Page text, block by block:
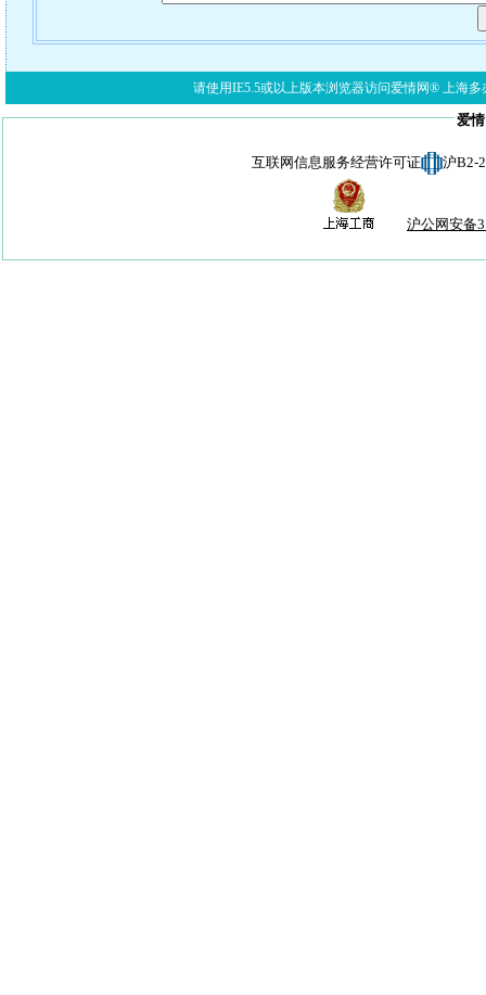
请使用IE5.5或以上版本浏览器访问爱情网® 上海多
爱
互联网信息服务经营许可证 沪B2-
沪公网安备